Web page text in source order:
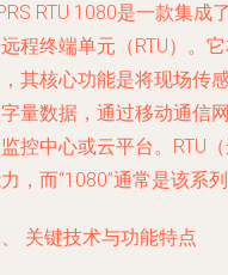
RTU 1080是一款集成
程终端单元（RTU）。
其核心功能是将现场传
量数据，通过移动通信
控中心或云平台。RTU
，而“1080”通常是该系
关键技术与功能特点